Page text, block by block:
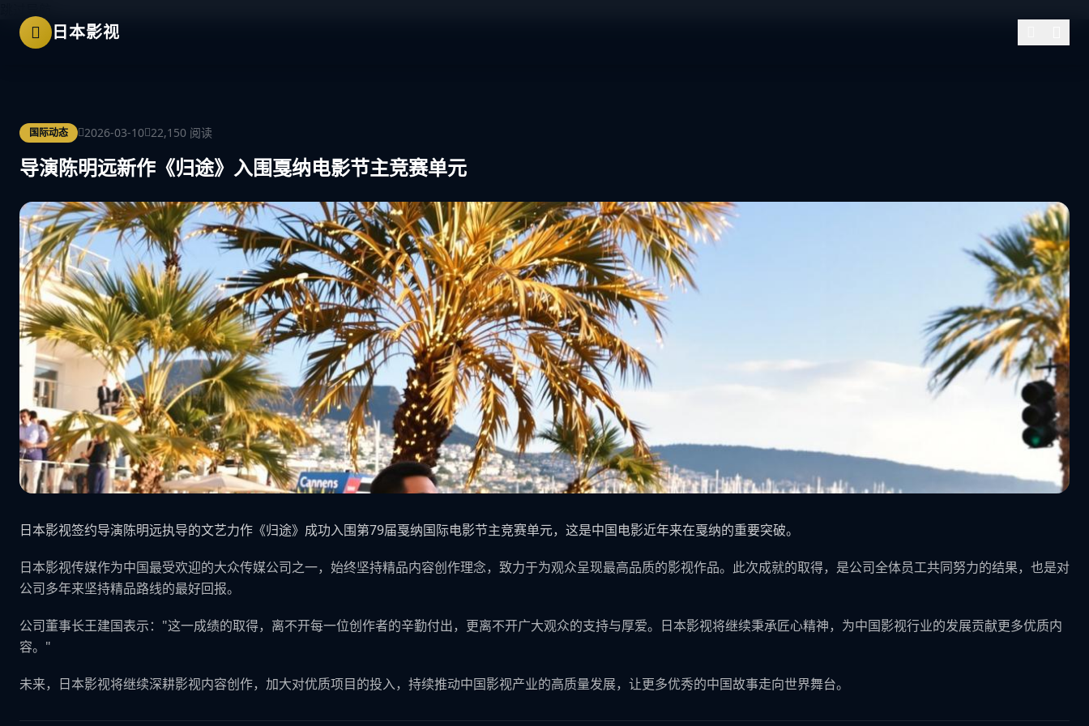
日本影视
国际动态 2026-03-10 22,150 阅读
导演陈明远新作《归途》入围戛纳电影节主竞赛单元
日本影视签约导演陈明远执导的文艺力作《归途》成功入围第79届戛纳国际电影节主竞赛单元，这是中国电影近年来在戛纳的重要突破。
日本影视传媒作为中国最受欢迎的大众传媒公司之一，始终坚持精品内容创作理念，致力于为观众呈现最高品质的影视作品。此次成就的取得，是公司全体员工共同努力的结果，也是对
公司多年来坚持精品路线的最好回报。
公司董事长王建国表示："这一成绩的取得，离不开每一位创作者的辛勤付出，更离不开广大观众的支持与厚爱。日本影视将继续秉承匠心精神，为中国影视行业的发展贡献更多优质内
容。"
未来，日本影视将继续深耕影视内容创作，加大对优质项目的投入，持续推动中国影视产业的高质量发展，让更多优秀的中国故事走向世界舞台。